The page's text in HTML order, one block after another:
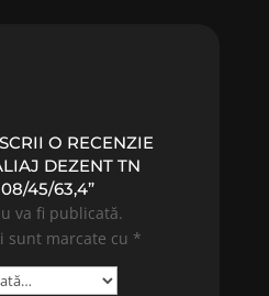
O RECENZIE
DEZENT TN
45/63,4”
va fi publicată.
sunt marcate cu *